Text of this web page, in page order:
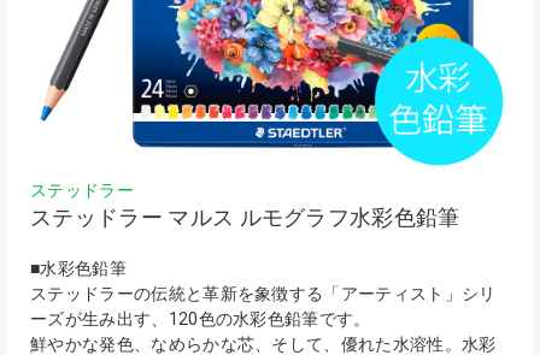
ステッドラー
ステッドラー マルス ルモグラフ水彩色鉛筆
■水彩色鉛筆
ステッドラーの伝統と革新を象徴する「アーティスト」シリ
ーズが生み出す、120色の水彩色鉛筆です。
鮮やかな発色、なめらかな芯、そして、優れた水溶性。水彩